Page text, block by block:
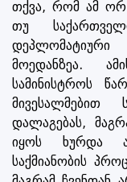
თქვა, რომ ამ ორ
თუ
მოედანზეა.
სამინისტროს
მივესალმებით
დალაგებას,
იყოს ხურდა
საქმიანობის